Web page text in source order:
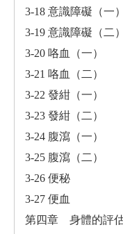
3-18 意識障礙（一
3-19 意識障礙（二
3-20 咯血（一）
3-21 咯血（二）
3-22 發紺（一）
3-23 發紺（二）
3-24 腹瀉（一）
3-25 腹瀉（二）
3-26 便秘
3-27 便血
第四章 身體的評